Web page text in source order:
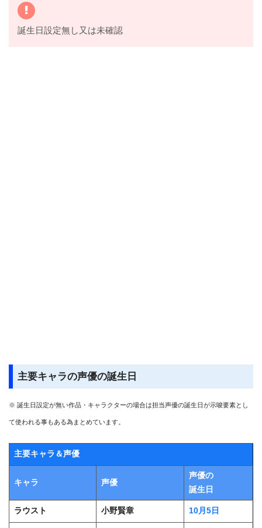
誕生日設定無し又は未確認
主要キャラの声優の誕生日
※ 誕生日設定が無い作品・キャラクターの場合は担当声優の誕生日が示唆要素とし
て使われる事もある為まとめています。
主要キャラ＆声優
キャラ 声優
声優の
誕生日
ラウスト 小野賢章 10月5日